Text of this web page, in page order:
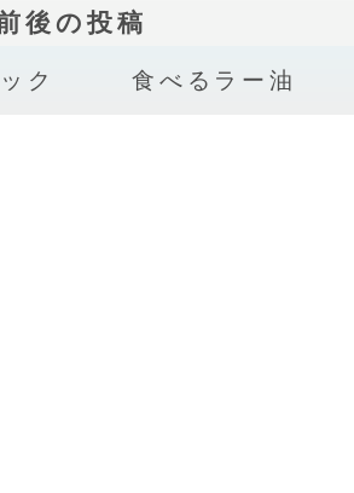
後の投稿
ク 食べるラー油